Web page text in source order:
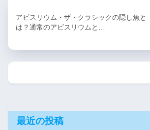
アビスリウム・ザ・クラシックの隠し魚と
は？通常のアビスリウムと…
最近の投稿